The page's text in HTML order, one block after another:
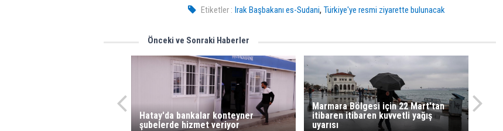
Etiketler : Irak Başbakanı es-Sudani,Türkiye'ye resmi ziyarette bulunacak
Önceki ve Sonraki Haberler
Hatay'da bankalar konteyner
şubelerde hizmet veriyor
Marmara Bölgesi için 22 Mart'tan
itibaren itibaren kuvvetli yağış
uyarısı